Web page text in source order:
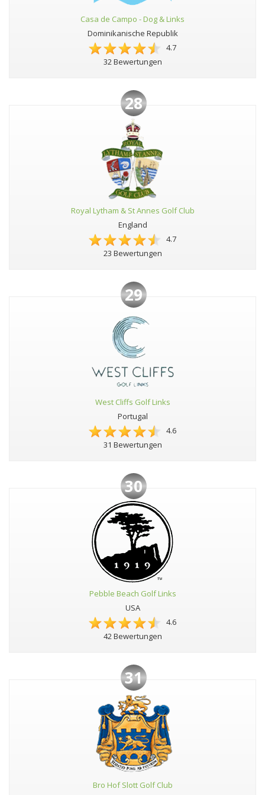
Casa de Campo - Dog & Links
Dominikanische Republik
4.7
32 Bewertungen
28
Royal Lytham & St Annes Golf Club
England
4.7
23 Bewertungen
29
West Cliffs Golf Links
Portugal
4.6
31 Bewertungen
30
Pebble Beach Golf Links
USA
4.6
42 Bewertungen
31
Bro Hof Slott Golf Club